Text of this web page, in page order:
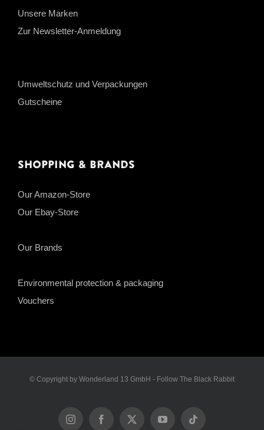
Unsere Marken
Zur Newsletter-Anmeldung
Umweltschutz und Verpackungen
Gutscheine
Shopping & Brands
Our Amazon-Store
Our Ebay-Store
Our Brands
Environmental protection & packaging
Vouchers
© Copyright by Wonderland 13 GmbH - Follow The Black Rabbit
InstagramFacebook
X YouTubeTiktok